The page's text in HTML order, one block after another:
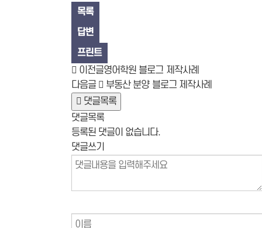
목록
답변
프린트
이전글영어학원 블로그 제작사례
다음글
부동산 분양 블로그 제작사례
댓글목록
댓글목록
등록된 댓글이 없습니다.
댓글쓰기